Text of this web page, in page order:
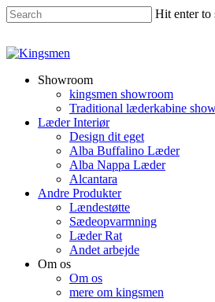
Hit enter to
Showroom
kingsmen showroom
Traditional læderkabine
Læder Interiør
Design dit eget
Alba Buffalino Læder
Alba Nappa Læder
Alcantara
Andre Produkter
Lændestøtte
Sædeopvarmning
Læder Rat
Andet arbejde
Om os
Om os
mere om kingsmen